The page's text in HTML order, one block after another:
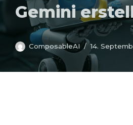
Gemini
ComposableAI 14.